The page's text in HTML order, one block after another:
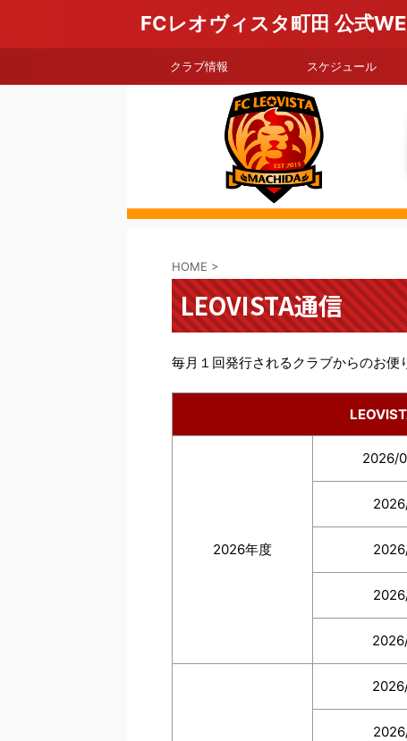
FCレオヴィスタ町田 公式
クラブ情報 スケジュール
HOME >
LEOVISTA通信
毎月１回発行されるクラブからのお便
2026年度
2026/